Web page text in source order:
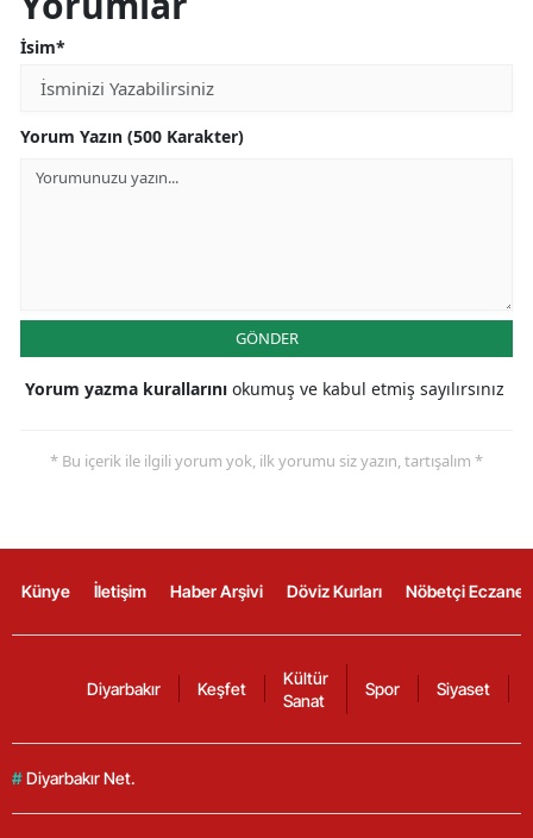
İsim*
Yorum Yazın (500 Karakter)
GÖNDER
Yorum yazma kurallarını okumuş ve kabul etmiş sayılırsınız
* Bu içerik ile ilgili yorum yok, ilk yorumu siz yazın, tartışalım *
Künye İletişim Haber Arşivi Döviz Kurları Nöbetçi
Diyarbakır Keşfet
Kültür
Sanat
Spor Siyaset
# Diyarbakır Net.